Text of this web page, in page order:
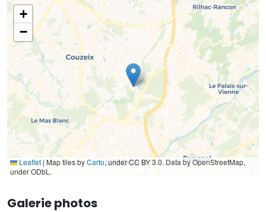
+
−
Leaflet | Map tiles byCarto, under CC BY 3.0. Data by OpenStreetMap,
under ODbL.
Galerie photos